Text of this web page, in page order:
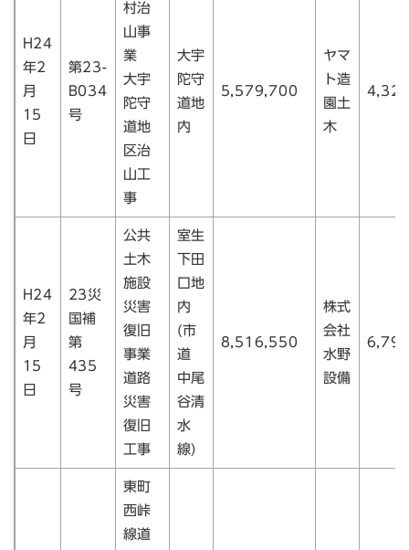
H24
年2
月
15
日
第23-
B034
号
村治
山事
業
大宇
陀守
道地
区治
山工
事
大宇
陀守
道地
内
5,579,700
ヤマ
ト造
園土
木
H24
年2
月
15
日
23災
国補
第
435
号
公共
土木
施設
災害
復旧
事業
道路
災害
復旧
工事
室生
下田
口地
内
(市
道
中尾
谷清
水
線)
8,516,550
株式
会社
水野
設備
東町
西峠
線道